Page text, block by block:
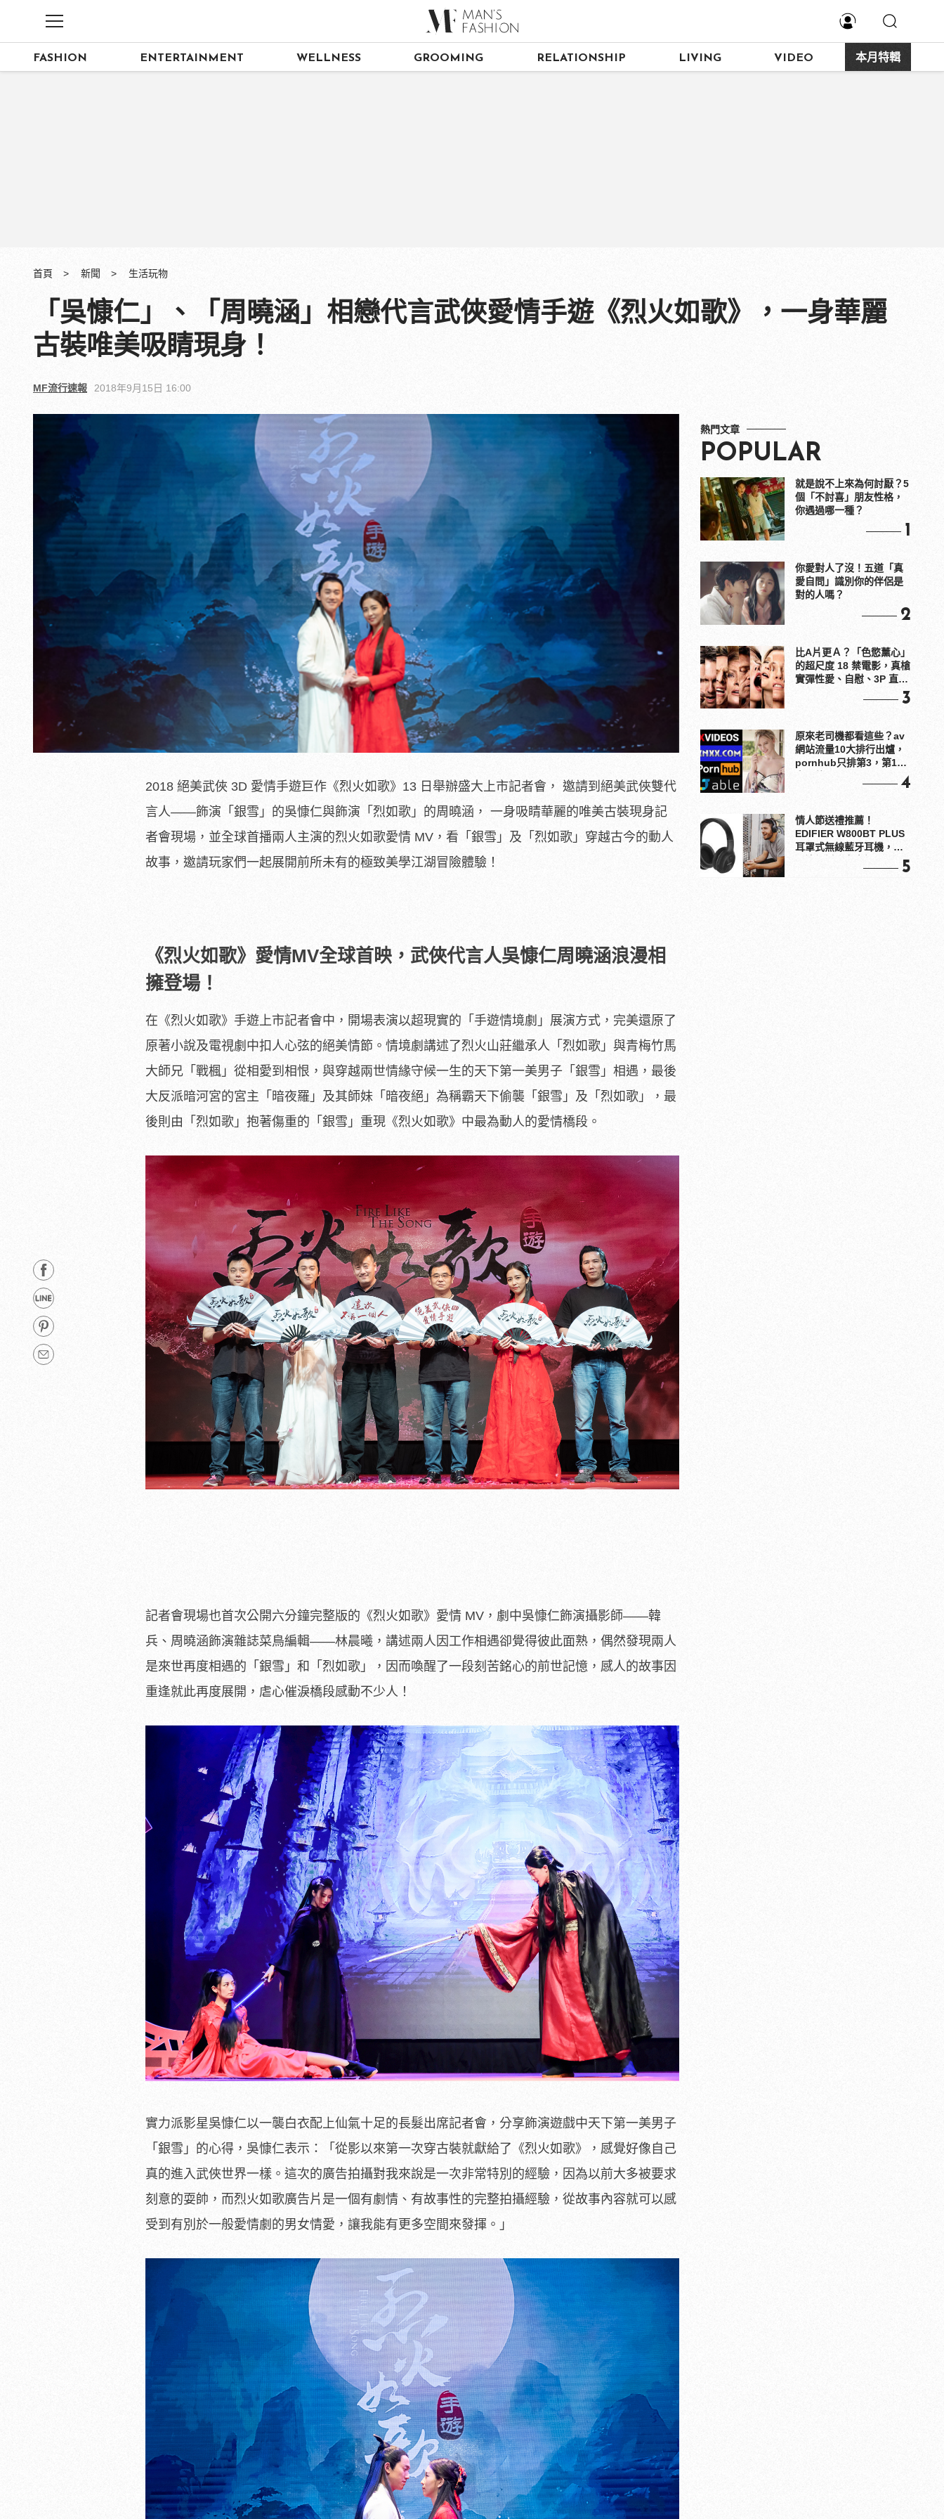
FASHION ENTERTAINMENT WELLNESS GROOMING RELATIONSHIP LIVING VIDEO 本月特輯
首頁 新聞 生活玩物
「吳慷仁」、「周曉涵」相戀代言武俠愛情手遊《烈火如歌》，一身華麗
古裝唯美吸睛現身！
MF流行速報 2018年9月15日 16:00
2018 絕美武俠 3D 愛情手遊巨作《烈火如歌》13 日舉辦盛大上市記者會， 邀請到絕美武俠雙代
言人——飾演「銀雪」的吳慷仁與飾演「烈如歌」的周曉涵， 一身吸睛華麗的唯美古裝現身記
者會現場，並全球首播兩人主演的烈火如歌愛情 MV，看「銀雪」及「烈如歌」穿越古今的動人
故事，邀請玩家們一起展開前所未有的極致美學江湖冒險體驗！
《烈火如歌》愛情MV全球首映，武俠代言人吳慷仁周曉涵浪漫相
擁登場！
在《烈火如歌》手遊上市記者會中，開場表演以超現實的「手遊情境劇」展演方式，完美還原了
原著小說及電視劇中扣人心弦的絕美情節。情境劇講述了烈火山莊繼承人「烈如歌」與青梅竹馬
大師兄「戰楓」從相愛到相恨，與穿越兩世情緣守候一生的天下第一美男子「銀雪」相遇，最後
大反派暗河宮的宮主「暗夜羅」及其師妹「暗夜絕」為稱霸天下偷襲「銀雪」及「烈如歌」，最
後則由「烈如歌」抱著傷重的「銀雪」重現《烈火如歌》中最為動人的愛情橋段。
記者會現場也首次公開六分鐘完整版的《烈火如歌》愛情 MV，劇中吳慷仁飾演攝影師——韓
兵、周曉涵飾演雜誌菜鳥編輯——林晨曦，講述兩人因工作相遇卻覺得彼此面熟，偶然發現兩人
是來世再度相遇的「銀雪」和「烈如歌」，因而喚醒了一段刻苦銘心的前世記憶，感人的故事因
重逢就此再度展開，虐心催淚橋段感動不少人！
實力派影星吳慷仁以一襲白衣配上仙氣十足的長髮出席記者會，分享飾演遊戲中天下第一美男子
「銀雪」的心得，吳慷仁表示：「從影以來第一次穿古裝就獻給了《烈火如歌》，感覺好像自己
真的進入武俠世界一樣。這次的廣告拍攝對我來說是一次非常特別的經驗，因為以前大多被要求
刻意的耍帥，而烈火如歌廣告片是一個有劇情、有故事性的完整拍攝經驗，從故事內容就可以感
受到有別於一般愛情劇的男女情愛，讓我能有更多空間來發揮。」
熱門文章
POPULAR
就是說不上來為何討厭？5
個「不討喜」朋友性格，
你遇過哪一種？
1
你愛對人了沒！五道「真
愛自問」識別你的伴侶是
對的人嗎？
2
比A片更Ａ？「色慾薰心」
的超尺度 18 禁電影，真槍
實彈性愛、自慰、3P 直接
3
原來老司機都看這些？av
網站流量10大排行出爐，
pornhub只排第3，第1名
4
情人節送禮推薦！
EDIFIER W800BT PLUS
耳罩式無線藍牙耳機，在
5